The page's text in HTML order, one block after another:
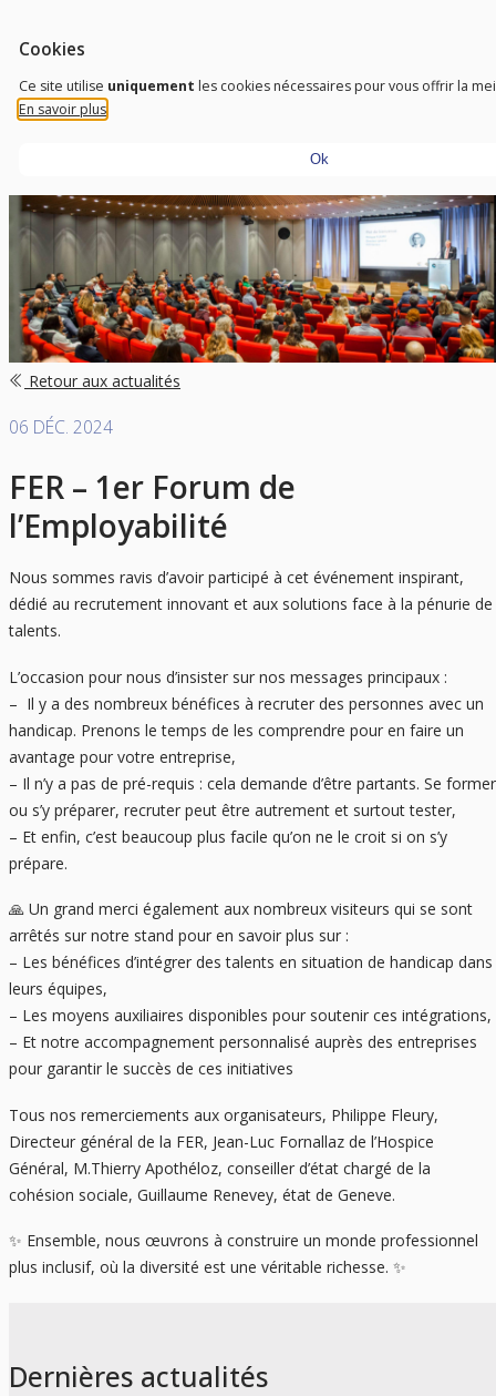
Don’t need sight, just need a vision
Retour aux actualités
06 DÉC. 2024
FER – 1er Forum de
l’Employabilité
Nous sommes ravis d’avoir participé à cet événement inspirant,
dédié au recrutement innovant et aux solutions face à la pénurie de
talents.
L’occasion pour nous d’insister sur nos messages principaux :
– Il y a des nombreux bénéfices à recruter des personnes avec un
handicap. Prenons le temps de les comprendre pour en faire un
avantage pour votre entreprise,
– Il n’y a pas de pré-requis : cela demande d’être partants. Se former
ou s’y préparer, recruter peut être autrement et surtout tester,
– Et enfin, c’est beaucoup plus facile qu’on ne le croit si on s’y
prépare.
🙏 Un grand merci également aux nombreux visiteurs qui se sont
arrêtés sur notre stand pour en savoir plus sur :
– Les bénéfices d’intégrer des talents en situation de handicap dans
leurs équipes,
– Les moyens auxiliaires disponibles pour soutenir ces intégrations,
– Et notre accompagnement personnalisé auprès des entreprises
pour garantir le succès de ces initiatives
Tous nos remerciements aux organisateurs, Philippe Fleury,
Directeur général de la FER, Jean-Luc Fornallaz de l’Hospice
Général, M.Thierry Apothéloz, conseiller d’état chargé de la
cohésion sociale, Guillaume Renevey, état de Geneve.
✨ Ensemble, nous œuvrons à construire un monde professionnel
plus inclusif, où la diversité est une véritable richesse. ✨
Dernières actualités
Cookies
Ce site utilise uniquement les cookies nécessaires pour vous offrir la
En savoir plus
Ok